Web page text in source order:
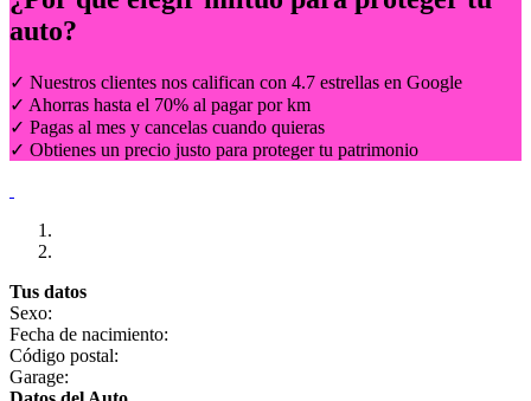
auto?
✓ Nuestros clientes nos califican con 4.7 estrellas en Google
✓ Ahorras hasta el 70% al pagar por km
✓ Pagas al mes y cancelas cuando quieras
✓ Obtienes un precio justo para proteger tu patrimonio
Tus datos
Sexo:
Fecha de nacimiento:
Código postal:
Garage: